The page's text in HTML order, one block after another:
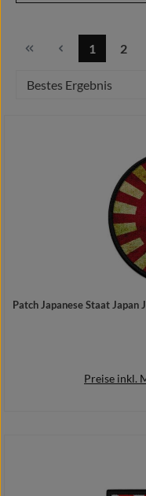
Seite
1
Seite
2
Patch Japanese Staat
Preise inkl.